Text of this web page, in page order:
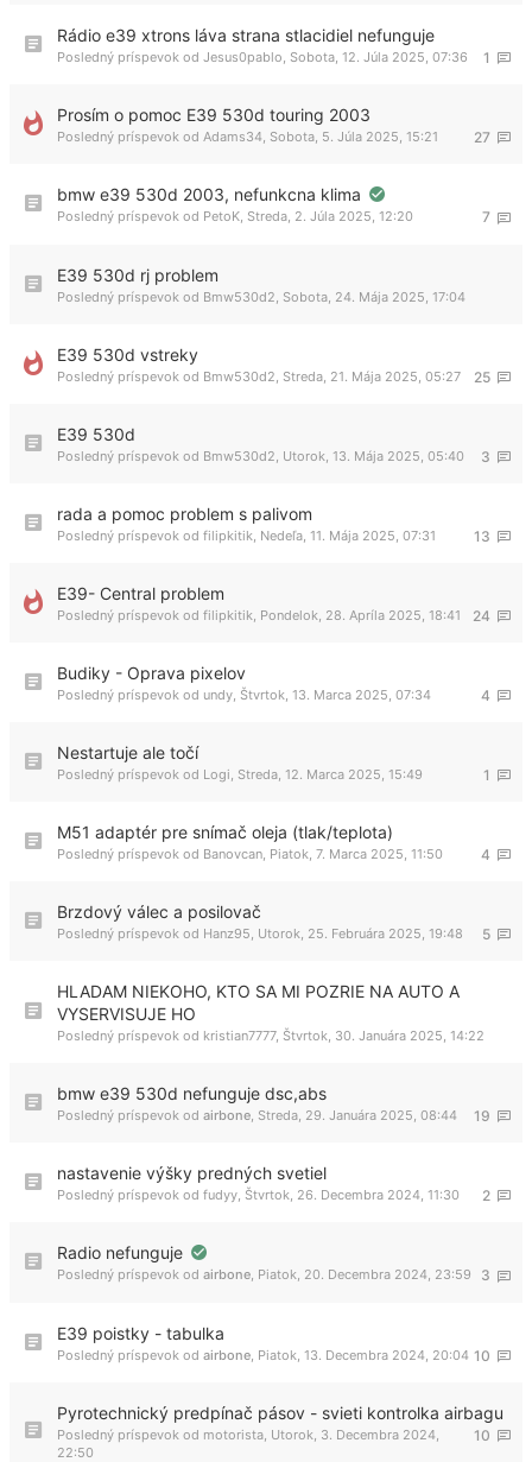
Rádio e39 xtrons láva strana stlacidiel nefunguje
1
Posledný príspevok od Jesus0pablo Sobota, 12. Júla 2025, 07:36
Prosím o pomoc E39 530d touring 2003
27
Posledný príspevok od Adams34 Sobota, 5. Júla 2025, 15:21
bmw e39 530d 2003, nefunkcna klima
7
Posledný príspevok od PetoK, Streda, 2. Júla 2025, 12:20
E39 530d rj problem
Posledný príspevok od Bmw530d2 Sobota, 24. Mája 2025, 17:04
E39 530d vstreky
25
Posledný príspevok od Bmw530d2 Streda, 21. Mája 2025, 05:27
E39 530d
3
Posledný príspevok od Bmw530d2 Utorok, 13. Mája 2025, 05:40
rada a pomoc problem s palivom
13
Posledný príspevok od filipkitik Nedeľa, 11. Mája 2025, 07:31
E39- Central problem
24
Posledný príspevok od filipkitik Pondelok, 28. Apríla 2025, 18:41
Budiky - Oprava pixelov
4
Posledný príspevok od undy Štvrtok, 13. Marca 2025, 07:34
Nestartuje ale točí
1
Posledný príspevok od Logi Streda, 12. Marca 2025, 15:49
M51 adaptér pre snímač oleja (tlak/teplota)
4
Posledný príspevok od Banovcan Piatok, 7. Marca 2025, 11:50
Brzdový válec a posilovač
5
Posledný príspevok od Hanz95 Utorok, 25. Februára 2025, 19:48
HLADAM NIEKOHO, KTO SA MI POZRIE NA AUTO A
VYSERVISUJE HO
Posledný príspevok od kristian7777, Štvrtok, 30. Januára 2025, 14:22
bmw e39 530d nefunguje dsc,abs
19
Posledný príspevok od airbone Streda, 29. Januára 2025, 08:44
nastavenie výšky predných svetiel
2
Posledný príspevok od fudyy Štvrtok, 26. Decembra 2024, 11:30
Radio nefunguje
3
Posledný príspevok od airbone, Piatok, 20. Decembra 2024, 23:59
E39 poistky - tabulka
10
Posledný príspevok od airbone Piatok, 13. Decembra 2024, 20:04
Pyrotechnický predpínač pásov - svieti kontrolka airbagu
10
Posledný príspevok od motorista Utorok, 3. Decembra 2024,
22:50